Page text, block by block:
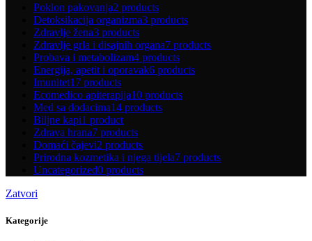
Poklon pakovanja2 products
Detoksikacija organizma3 products
Zdravlje žena3 products
Zdravlje grla i disajnih organa7 products
Probava i metabolizam4 products
Energija, apetit i oporavak6 products
Imunitet17 products
Ecomedico apiterapija10 products
Med sa dodacima14 products
Biljne kapi1 product
Zdrava hrana7 products
Domaći čajevi2 products
Prirodna kozmetika i njega tijela7 products
Uncategorized0 products
Zatvori
Kategorije